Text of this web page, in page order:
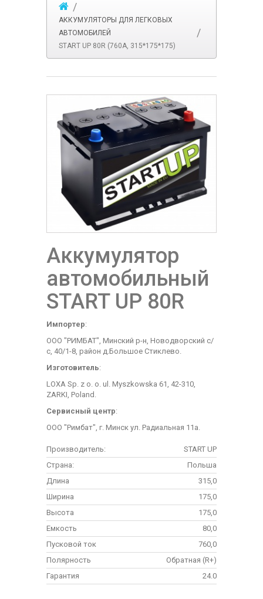
АККУМУЛЯТОРЫ ДЛЯ ЛЕГКОВЫХ
АВТОМОБИЛЕЙ
START UP 80R (760A, 315*175*175)
Аккумулятор
автомобильный
START UP 80R
Импортер:
ООО "РИМБАТ", Минский р-н, Новодворский с/
с, 40/1-8, район д.Большое Стиклево.
Изготовитель:
LOXA Sp. z o. o. ul. Myszkowska 61, 42-310,
ZARKI, Poland.
Сервисный центр:
ООО "Римбат", г. Минск ул. Радиальная 11а.
Производитель:
START UP
Страна:
Польша
Длина
315,0
Ширина
175,0
Высота
175,0
Емкость
80,0
Пусковой ток
760,0
Полярность
Обратная (R+)
Гарантия
24.0